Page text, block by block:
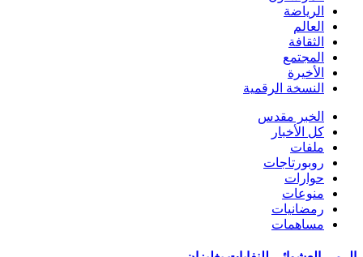
الرياضة
العالم
الثقافة
المجتمع
الأخيرة
النسخة الرقمية
الخبر مقدس
كل الأخبار
ملفات
روبورتاجات
حوارات
منوعات
رمضانيات
مساهمات